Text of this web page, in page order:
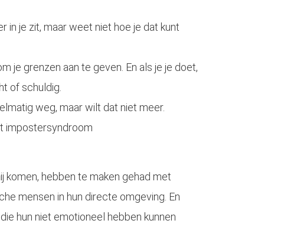
in je zit, maar weet niet hoe je dat kunt
je grenzen aan te geven. En als je je doet,
of schuldig.
weg, maar wilt dat niet meer.
impostersyndroom
komen, hebben te maken gehad met
mensen in hun directe omgeving. En
hun niet emotioneel hebben kunnen